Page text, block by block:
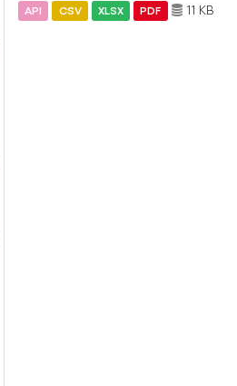
API CSV XLSX PDF 11 KB